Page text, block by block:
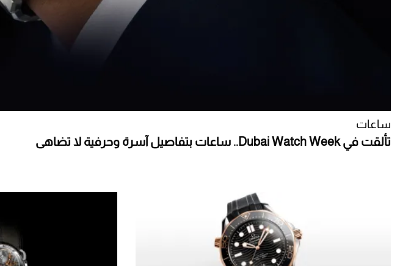
ساعات
تألقت في Dubai Watch Week.. ساعات بتفاصيل آسرة وحرفية لا تضاهى